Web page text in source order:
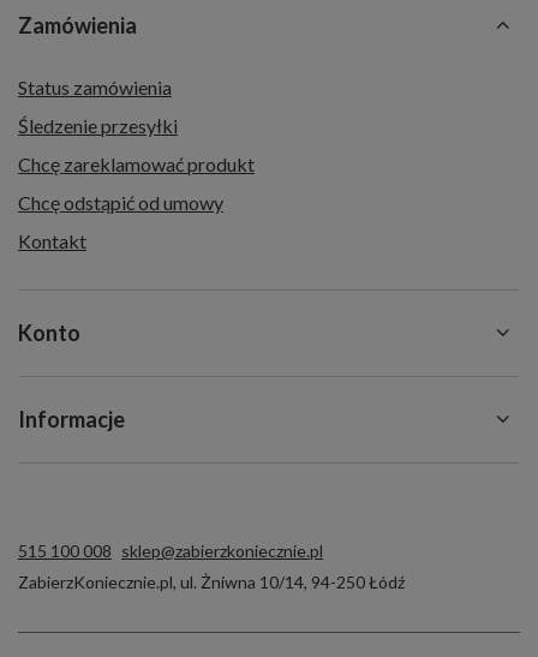
Zamówienia
Status zamówienia
Śledzenie przesyłki
Chcę zareklamować produkt
Chcę odstąpić od umowy
Kontakt
Konto
Informacje
515 100 008 sklep@zabierzkoniecznie.pl
ZabierzKoniecznie.pl, ul. Żniwna 10/14, 94-250Łódź